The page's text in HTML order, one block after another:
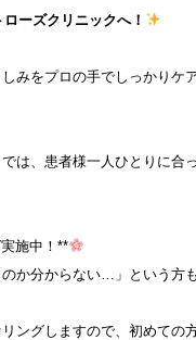
ーズクリニックへ！
みをプロの手でしっかりケ
は、患者様一人ひとりに合
施中！**
のか分からない…」という方
ングしますので、初めての